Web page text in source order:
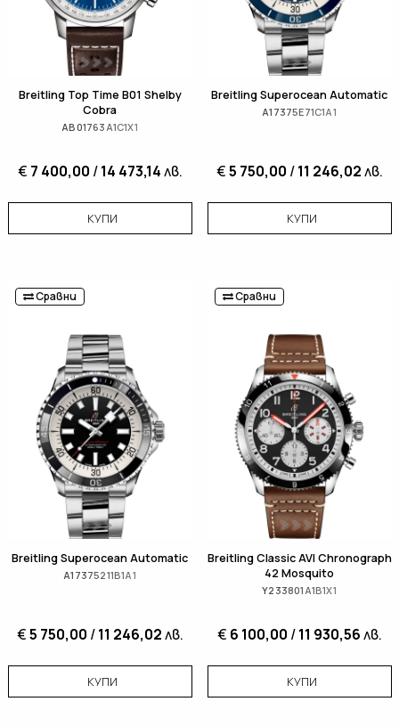
Breitling Top Time B01 Shelby
Cobra
AB01763A1C1X1
€ 7 400,00 /14 473,14лв.
КУПИ
Breitling Superocean Automatic
A17375E71C1A1
€5 750,00 /11 246,02лв.
КУПИ
Сравни
Breitling Superocean Automatic
A17375211B1A1
€5 750,00 /11 246,02лв.
КУПИ
Сравни
Breitling Classic AVI Chronograph
42 Mosquito
Y233801A1B1X1
€ 6 100,00 /11 930,56лв.
КУПИ